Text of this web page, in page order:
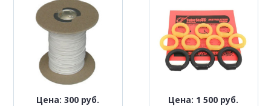
Цена: 300 руб. Цена: 1 500 руб.